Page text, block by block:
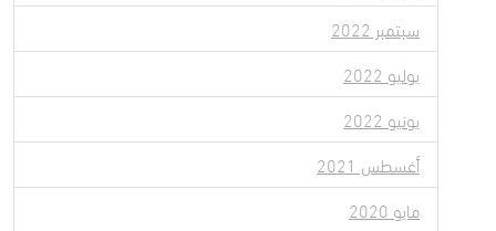
سبتمبر 2022
يوليو 2022
يونيو 2022
أغسطس 2021
مايو 2020